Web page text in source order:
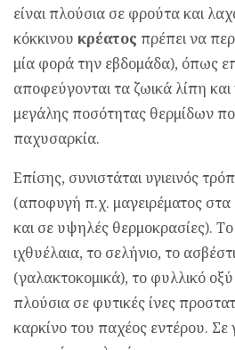
είναι πλούσια σε φρούτα και
κόκκινου κρέατος πρέπει να
μία φορά την εβδομάδα), όπως
αποφεύγονται τα ζωικά λίπη
μεγάλης ποσότητας θερμίδων
παχυσαρκία.
Επίσης, συνιστάται υγιεινός
(αποφυγή π.χ. μαγειρέματος
και σε υψηλές θερμοκρασίες).
ιχθυέλαια, το σελήνιο, το
(γαλακτοκομικά), το φυλλικό οξύ
πλούσια σε φυτικές ίνες
καρκίνο του παχέος εντέρου. Σε